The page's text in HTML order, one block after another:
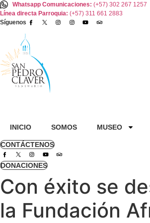
Ir
al
Whatsapp Comunicaciones: (+57) 302 267 1257
Línea directa Parroquia: (+57) 311 661 2883
Síguenos
INICIO SOMOS MUSEO
CONTÁCTENOS
DONACIONES
Con éxito se
la Fundación